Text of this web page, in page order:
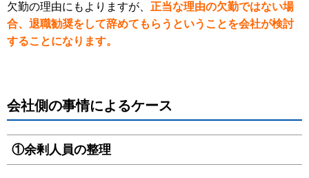
欠勤の理由にもよりますが、 正当な理由の欠勤ではない場
合、退職勧奨をして辞めてもらうということを会社が検討
することになります。
会社側の事情によるケース
①余剰人員の整理